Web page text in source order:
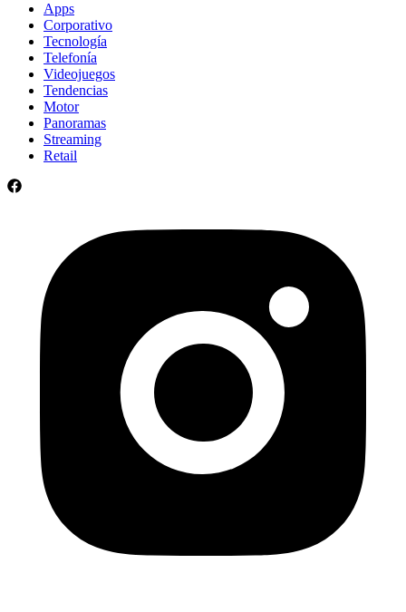
Apps
Corporativo
Tecnología
Telefonía
Videojuegos
Tendencias
Motor
Panoramas
Streaming
Retail